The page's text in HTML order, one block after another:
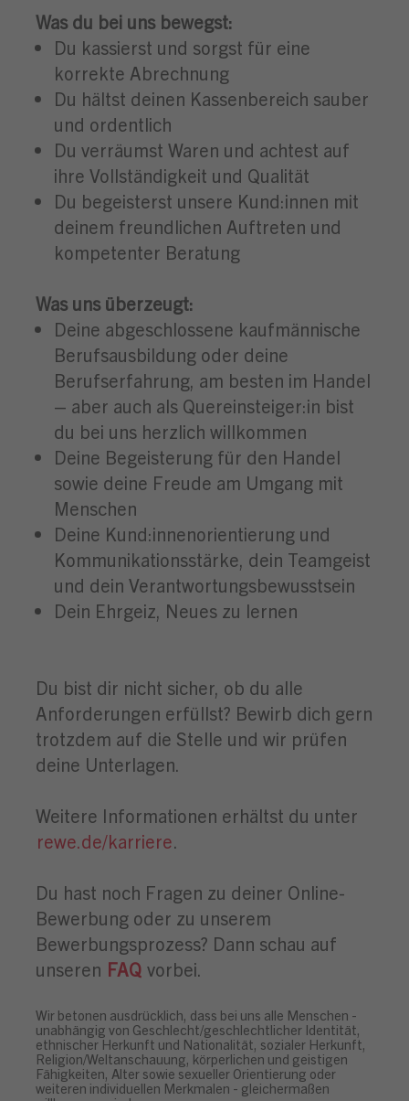
Was du bei uns bewegst:
Du kassierst und sorgst für eine
korrekte Abrechnung
Du hältst deinen Kassenbereich sauber
und ordentlich
Du verräumst Waren und achtest auf
ihre Vollständigkeit und Qualität
Du begeisterst unsere Kund:innen mit
deinem freundlichen Auftreten und
kompetenter Beratung
Was uns überzeugt:
Deine abgeschlossene kaufmännische
Berufsausbildung oder deine
Berufserfahrung, am besten im Handel
– aber auch als Quereinsteiger:in bist
du bei uns herzlich willkommen
Deine Begeisterung für den Handel
sowie deine Freude am Umgang mit
Menschen
Deine Kund:innenorientierung und
Kommunikationsstärke, dein Teamgeist
und dein Verantwortungsbewusstsein
Dein Ehrgeiz, Neues zu lernen
Du bist dir nicht sicher, ob du alle
Anforderungen erfüllst? Bewirb dich gern
trotzdem auf die Stelle und wir prüfen
deine Unterlagen.
Weitere Informationen erhältst du unter
rewe.de/karriere.
Du hast noch Fragen zu deiner Online-
Bewerbung oder zu unserem
Bewerbungsprozess? Dann schau auf
unseren FAQ vorbei.
Wir betonen ausdrücklich, dass bei uns alle Menschen -
unabhängig von Geschlecht/geschlechtlicher Identität,
ethnischer Herkunft und Nationalität, sozialer Herkunft,
Religion/Weltanschauung, körperlichen und geistigen
Fähigkeiten, Alter sowie sexueller Orientierung oder
weiteren individuellen Merkmalen - gleichermaßen